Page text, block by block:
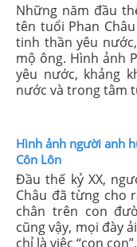
Những năm đầu
tên tuổi Phan
tinh thần yêu
mộ ông. Hình ảnh
yêu nước, khảng
nước và trong tâm
Hình ảnh người anh
Côn Lôn
Đầu thế kỷ XX,
Châu đã từng cho
chân trên con
cũng vậy, mọi đày
chỉ là việc “con